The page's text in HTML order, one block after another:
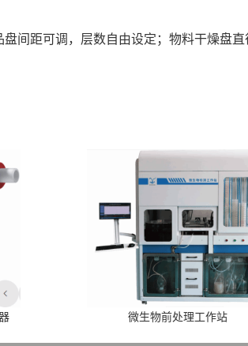
间距可调，层数自由设定；物料干燥盘
微生物前处理工作站